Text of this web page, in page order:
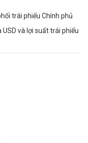
trái phiếu Chính phủ
và lợi suất trái phiếu